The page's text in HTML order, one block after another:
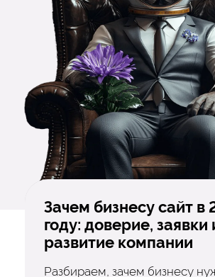
Зачем бизнесу сайт в
году: доверие, заявки
развитие компании
Разбираем, зачем бизнесу